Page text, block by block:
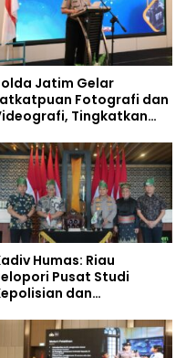
Jatim Gelar
Fotografi dan
Tingkatkan
Digital
Humas: Riau
Pusat Studi
dan
Policing Masuki Babak